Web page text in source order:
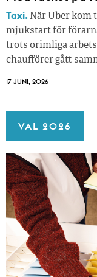
Taxi. När Uber kom
mjukstart för
trots orimliga
chaufförer gått
17 JUNI, 2026
VAL 2026